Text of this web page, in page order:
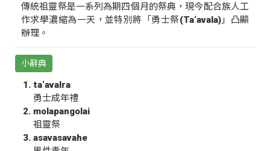
傳統祖靈祭是一系列為期四個月的祭典，現今配合族人工
作求學濃縮為一天，並特別將「勇士祭(Ta‘avala)」凸顯
辦理。
小辭典
ta‘avalra
勇士成年禮
molapangolai
祖靈祭
asavasavahe